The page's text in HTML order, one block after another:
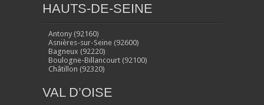
HAUTS-DE-SEINE
Antony (92160)
Asnières-sur-Seine (92600)
Bagneux (92220)
Boulogne-Billancourt (92100)
Châtillon (92320)
VAL D’OISE